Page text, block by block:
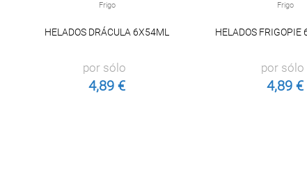
Frigo
HELADOS DRÁCULA 6X54ML
por sólo
4,89 €
Frigo
HELADOS FRIGOPIE
por sólo
4,89 €